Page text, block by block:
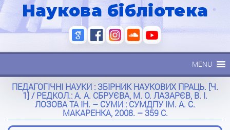
Наукова бібліотека
MENU
ПЕДАГОГІЧНІ НАУКИ : ЗБІРНИК НАУКОВИХ ПРАЦЬ. [Ч.
1] / РЕДКОЛ.: А. А. СБРУЄВА, М. О. ЛАЗАРЄВ, В. І.
ЛОЗОВА ТА ІН. – СУМИ : СУМДПУ ІМ. А. С.
МАКАРЕНКА, 2008. – 359 С.